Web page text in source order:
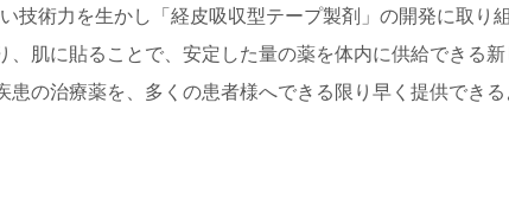
技術力を生かし「経皮吸収型テープ製剤」の開発に取り
、肌に貼ることで、安定した量の薬を体内に供給できる
の治療薬を、多くの患者様へできる限り早く提供できる